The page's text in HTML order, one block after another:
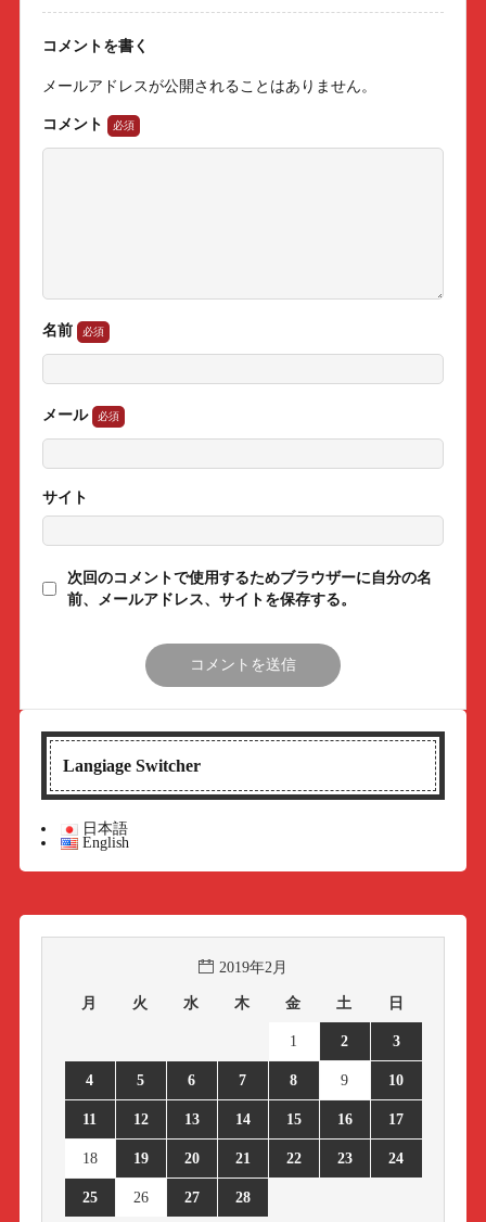
コメントを書く
メールアドレスが公開されることはありません。
コメント
名前
メール
サイト
次回のコメントで使用するためブラウザーに自分の名
前、メールアドレス、サイトを保存する。
Langiage Switcher
日本語
English
2019年2月
月 火 水 木 金 土 日
1 2 3
4 5 6 7 8 9 10
11 12 13 14 15 16 17
18 19 20 21 22 23 24
25 26 27 28